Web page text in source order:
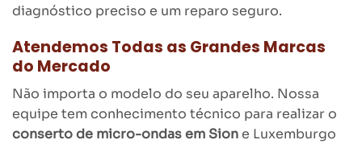
diagnóstico preciso e um reparo seguro.
Atendemos Todas as Grandes Marcas
do Mercado
Não importa o modelo do seu aparelho. Nossa
equipe tem conhecimento técnico para realizar o
conserto de micro-ondas em Sione Luxemburgo